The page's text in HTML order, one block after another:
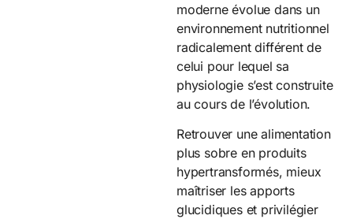
moderne évolue dans un
environnement nutritionnel
radicalement différent de
celui pour lequel sa
physiologie s’est construite
au cours de l’évolution.
Retrouver une alimentation
plus sobre en produits
hypertransformés, mieux
maîtriser les apports
glucidiques et privilégier